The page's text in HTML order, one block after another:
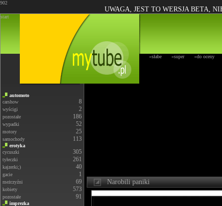
902
UWAGA, JEST TO WERSJA BETA,
start
»słabe »super »do oceny
automoto
carshow
8
wyścigi 2
pozostałe 186
wypadki 52
motory 25
samochody 113
erotyka
cycuszki
305
tyłeczki 261
kajzerki;) 40
gacie 1
meżczyźni 69
kobiety 573
pozostałe 91
imprezka
Narobili paniki